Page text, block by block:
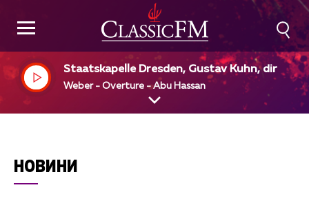
Staatskapelle Dresden, Gustav Kuhn, dir
Weber - Overture - Abu Hassan
НОВИНИ